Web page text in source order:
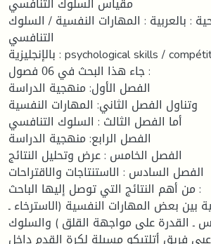
: بالعربية : المهارات النفسية / السلوك
التنافسي
بالإنجليزية : psychological skills / compétitive behavior
جاء هذا البحث في 06 فصول :
الفصل الأول: منهجية الدراسة
وتناول الفصل الثاني: المهارات النفسية
أما الفصل الثالث : السلوك التنافسي
الفصل الرابع: منهجية الدراسة
الفصل الخامس : عرض وتحليل النتائج
الفصل السادس : الاستنتاجات والاقتراحات
من أهم النتائج التي توصل إليها الباحث :
بين بعض المهارات النفسية (الاسترخاء ـ
ـ القدرة على مواجهة القلق ) والسلوك
فريق أتلتيكو مسيلة لكرة القدم داخل